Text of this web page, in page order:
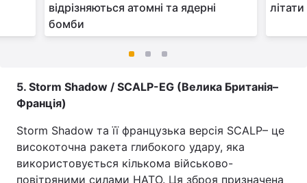
відрізняються атомні та ядерні
бомби
5. Storm Shadow / SCALP-EG (Велика Британія–
Франція)
Storm Shadow та її французька версія SCALP– це
високоточна ракета глибокого удару, яка
використовується кількома військово-
повітряними силами НАТО. Ця зброя призначена